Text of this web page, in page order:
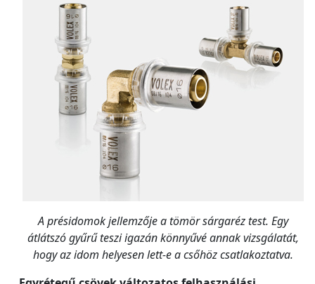
A présidomok jellemzője a tömör sárgaréz test. Egy
átlátszó gyűrű teszi igazán könnyűvé annak vizsgálatát,
hogy az idom helyesen lett-e a csőhöz csatlakoztatva.